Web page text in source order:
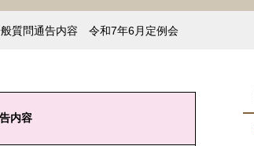
質問通告内容 令和7年6月定例会
内容